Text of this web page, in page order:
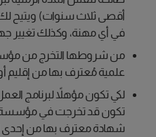
أقصى ثلاث سنوات) ويتيح
في أي مهنة، وكذلك تغيير
من شروطها التخرج من
علمية مُعترف بها من إقليم
لكي تكون مؤهلاً لبرنامج
تكون قد تخرجت في مؤسسة
شهادة معترف بها من إحدى